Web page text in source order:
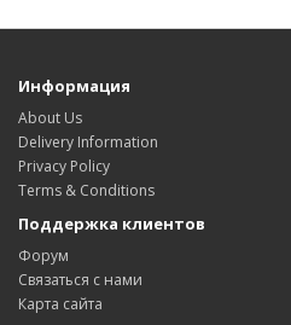
Информация
About Us
Delivery Information
Privacy Policy
Terms & Conditions
Поддержка клиентов
Форум
Связаться с нами
Карта сайта